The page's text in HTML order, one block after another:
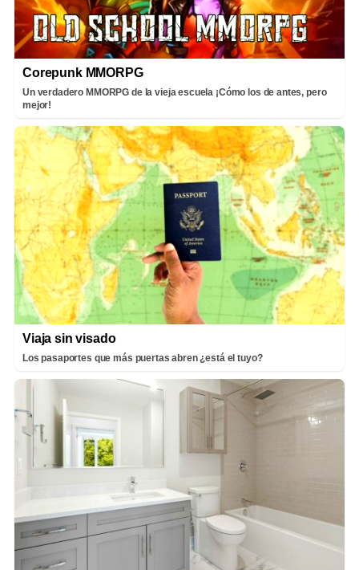
Corepunk MMORPG
Un verdadero MMORPG de la vieja escuela ¡Cómo los de antes, pero
mejor!
Viaja sin visado
Los pasaportes que más puertas abren ¿está el tuyo?